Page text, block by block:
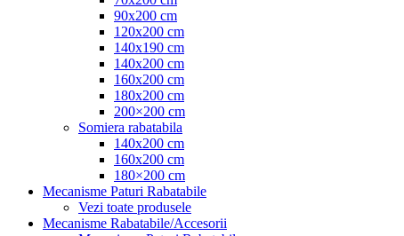
90x200 cm
120x200 cm
140x190 cm
140x200 cm
160x200 cm
180x200 cm
200×200 cm
Somiera rabatabila
140x200 cm
160x200 cm
180×200 cm
Mecanisme Paturi Rabatabile
Vezi toate produsele
Mecanisme Rabatabile/Accesorii